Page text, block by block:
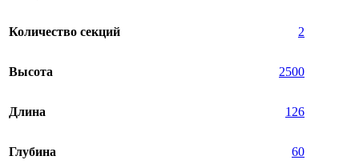
Количество секций 2
Высота 2500
Длина 126
Глубина 60